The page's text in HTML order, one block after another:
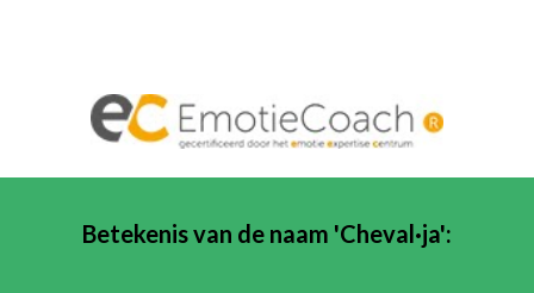
Betekenis van de naam 'Cheval·ja':